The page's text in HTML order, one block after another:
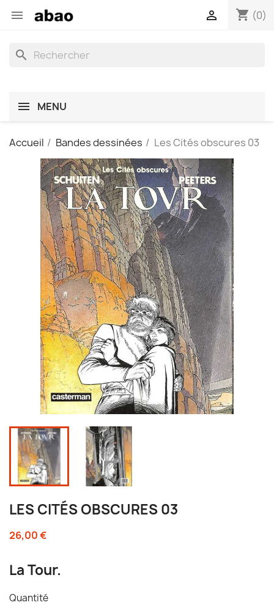
 shopping_cart (0)

search
MENU
Accueil Bandes dessinées Les Cités obscures 03
LES CITÉS OBSCURES 03
26,00 €
La Tour.
Quantité